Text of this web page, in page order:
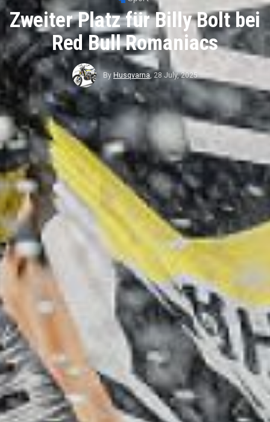
Zweiter Platz für Billy Bolt bei
Red Bull Romaniacs
By Husqvarna, 28 July, 2025